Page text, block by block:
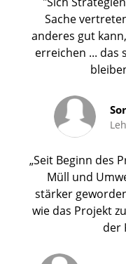
Sache
anderes gut
erreichen ... das
„Seit Beginn des
Müll und
stärker
wie das Projekt
der